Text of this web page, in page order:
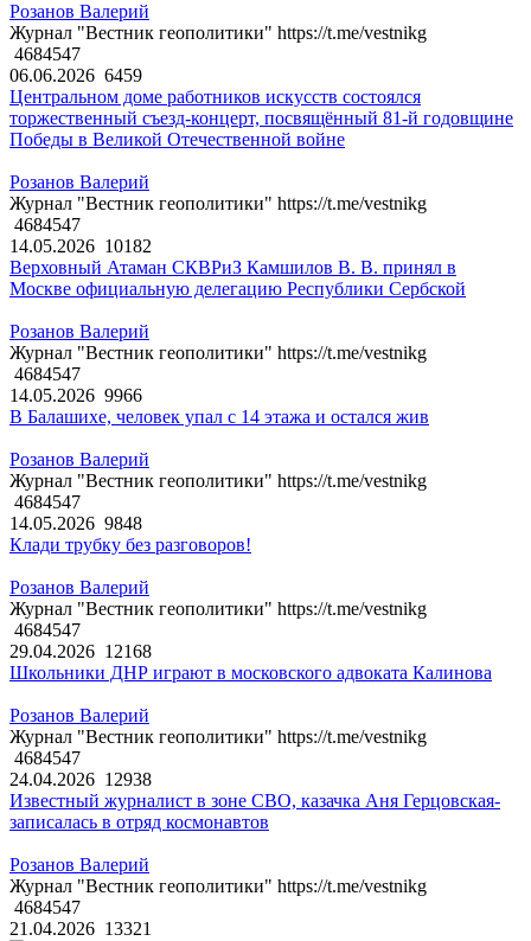
Розанов Валерий
Журнал "Вестник геополитики" https://t.me/vestnikg
4684547
06.06.2026 6459
Центральном доме работников искусств состоялся
торжественный съезд-концерт, посвящённый 81-й годовщине
Победы в Великой Отечественной войне
Розанов Валерий
Журнал "Вестник геополитики" https://t.me/vestnikg
4684547
14.05.2026 10182
Верховный Атаман СКВРиЗ Камшилов В. В. принял в
Москве официальную делегацию Республики Сербской
Розанов Валерий
Журнал "Вестник геополитики" https://t.me/vestnikg
4684547
14.05.2026 9966
В Балашихе, человек упал с 14 этажа и остался жив
Розанов Валерий
Журнал "Вестник геополитики" https://t.me/vestnikg
4684547
14.05.2026 9848
Клади трубку без разговоров!
Розанов Валерий
Журнал "Вестник геополитики" https://t.me/vestnikg
4684547
29.04.2026 12168
Школьники ДНР играют в московского адвоката Калинова
Розанов Валерий
Журнал "Вестник геополитики" https://t.me/vestnikg
4684547
24.04.2026 12938
Известный журналист в зоне СВО, казачка Аня Герцовская-
записалась в отряд космонавтов
Розанов Валерий
Журнал "Вестник геополитики" https://t.me/vestnikg
4684547
21.04.2026 13321